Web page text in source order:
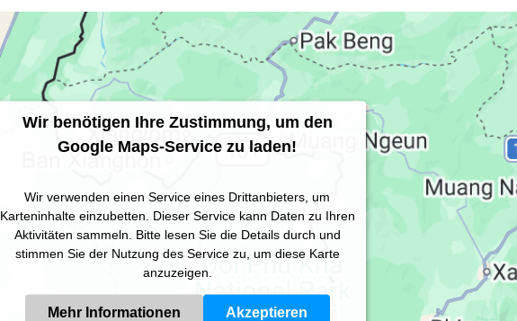
Wir benötigen Ihre Zustimmung, um den
Google Maps-Service zu laden!
Wir verwenden einen Service eines Drittanbieters, um
Karteninhalte einzubetten. Dieser Service kann Daten zu Ihren
Aktivitäten sammeln. Bitte lesen Sie die Details durch und
stimmen Sie der Nutzung des Service zu, um diese Karte
anzuzeigen.
Mehr Informationen Akzeptieren